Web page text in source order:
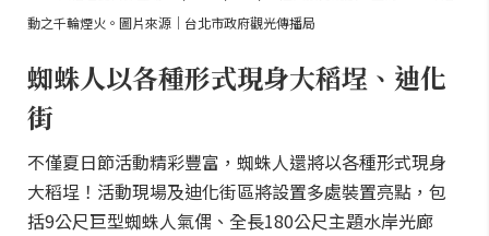
動之千輪煙火。圖片來源｜台北市政府觀光傳播局
蜘蛛人以各種形式現身大稻埕、迪化
街
不僅夏日節活動精彩豐富，蜘蛛人還將以各種形式現身
大稻埕！活動現場及迪化街區將設置多處裝置亮點，包
括9公尺巨型蜘蛛人氣偶、全長180公尺主題水岸光廊